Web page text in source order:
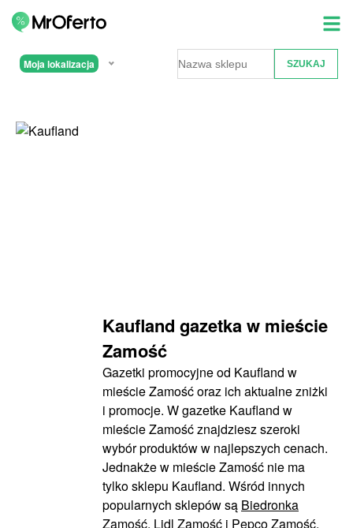
Moja lokalizacja
Kaufland gazetka w mieście
Zamość
Gazetki promocyjne od Kaufland w
mieście Zamość oraz ich aktualne zniżki
i promocje. W gazetke Kaufland w
mieście Zamość znajdziesz szeroki
wybór produktów w najlepszych cenach.
Jednakże w mieście Zamość nie ma
tylko sklepu Kaufland. Wśród innych
popularnych sklepów są Biedronka
Zamość, Lidl Zamość i Pepco Zamość.